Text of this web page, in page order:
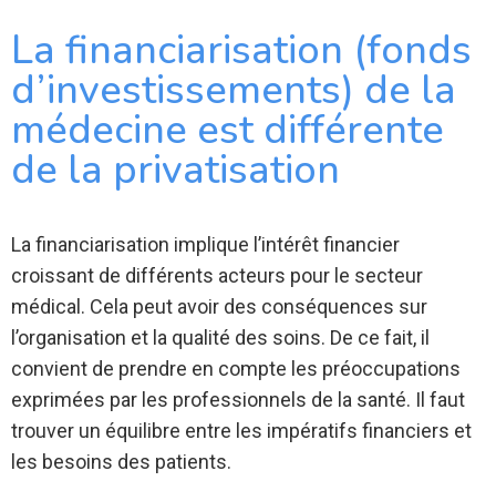
La financiarisation (fonds
d’investissements) de la
médecine est différente
de la privatisation
La financiarisation implique l’intérêt financier
croissant de différents acteurs pour le secteur
médical. Cela peut avoir des conséquences sur
l’organisation et la qualité des soins. De ce fait, il
convient de prendre en compte les préoccupations
exprimées par les professionnels de la santé. Il faut
trouver un équilibre entre les impératifs financiers et
les besoins des patients.